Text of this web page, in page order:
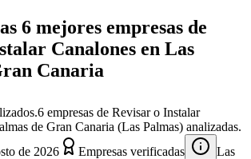
6 mejores empresas de
Canalones en Las
Canaria
6 empresas de Revisar o Instalar
de Gran Canaria (Las Palmas) analizadas.
de 2026 Empresas verificadas
Las